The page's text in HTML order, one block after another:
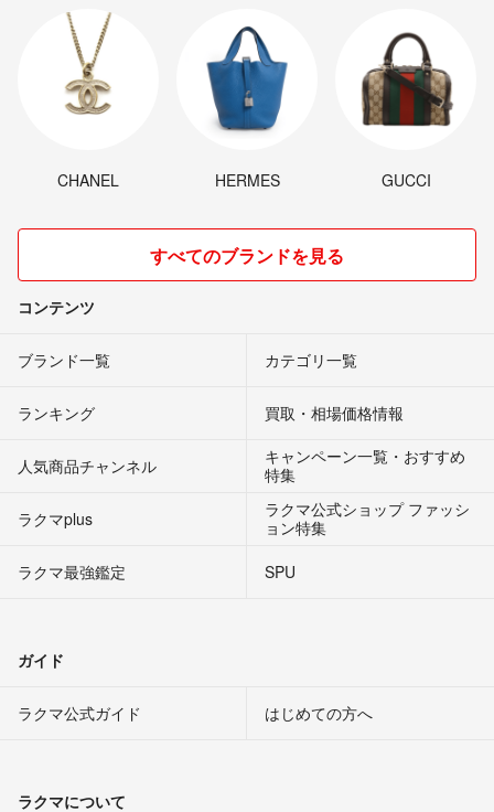
CHANEL HERMES GUCCI
すべてのブランドを見る
コンテンツ
ブランド一覧 カテゴリ一覧
ランキング 買取・相場価格情報
人気商品チャンネル
キャンペーン一覧・おすすめ
特集
ラクマplus
ラクマ公式ショップ ファッシ
ョン特集
ラクマ最強鑑定
SPU
ガイド
ラクマ公式ガイド はじめての方へ
ラクマについて